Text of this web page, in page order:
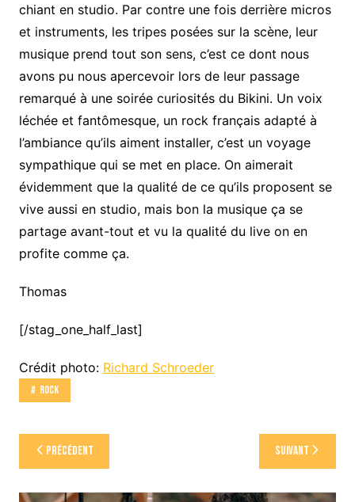
chiant en studio. Par contre une fois derrière micros
et instruments, les tripes posées sur la scène, leur
musique prend tout son sens, c’est ce dont nous
avons pu nous apercevoir lors de leur passage
remarqué à une soirée curiosités du Bikini. Un voix
léchée et fantômesque, un rock français adapté à
l’ambiance qu’ils aiment installer, c’est un voyage
sympathique qui se met en place. On aimerait
évidemment que la qualité de ce qu’ils proposent se
vive aussi en studio, mais bon la musique ça se
partage avant-tout et vu la qualité du live on en
profite comme ça.
Thomas
[/stag_one_half_last]
Crédit photo: Richard Schroeder
Rock
Navigation
de
l’article
Précédent Suivant